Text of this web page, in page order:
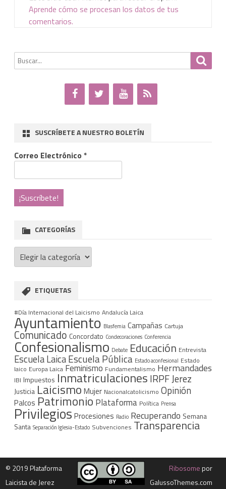
Aprende cómo se procesan los datos de tus
comentarios.
Buscar
por:
SUSCRÍBETE A NUESTRO BOLETÍN
Correo Electrónico *
CATEGORÍAS
Categorías
ETIQUETAS
#Día Internacional del Laicismo Andalucía Laica
Ayuntamiento Blasfemia Campañas Cartuja
Comunicado Concordato Condecoraciones Conferencia
Confesionalismo Debate Educación Entrevista
Escuela LaicaEscuela Pública Estado aconfesional Estado
laico Europa Laica Feminismo Fundamentalismo Hermandades
IBI Impuestos Inmatriculaciones IRPFJerez
Justicia Laicismo Mujer Nacionalcatolicismo Opinión
Palcos Patrimonio Plataforma Política Prensa
Privilegios Procesiones Radio Recuperando Semana
Santa Separación Iglesia-Estado Subvenciones Transparencia
© 2019 Plataforma
Laicista de Jerez
Ribosomepor
GalussoThemes.com